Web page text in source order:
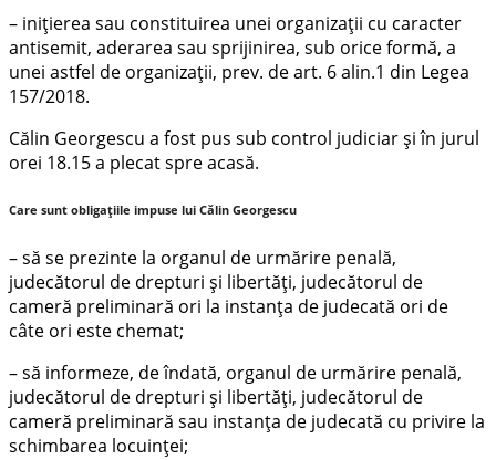
– iniţierea sau constituirea unei organizaţii cu caracter
antisemit, aderarea sau sprijinirea, sub orice formă, a
unei astfel de organizaţii, prev. de art. 6 alin.1 din Legea
157/2018.
Călin Georgescu a fost pus sub control judiciar și în jurul
orei 18.15 a plecat spre acasă.
Care sunt obligaţiile impuse lui Călin Georgescu
– să se prezinte la organul de urmărire penală,
judecătorul de drepturi şi libertăţi, judecătorul de
cameră preliminară ori la instanţa de judecată ori de
câte ori este chemat;
– să informeze, de îndată, organul de urmărire penală,
judecătorul de drepturi şi libertăţi, judecătorul de
cameră preliminară sau instanţa de judecată cu privire la
schimbarea locuinţei;